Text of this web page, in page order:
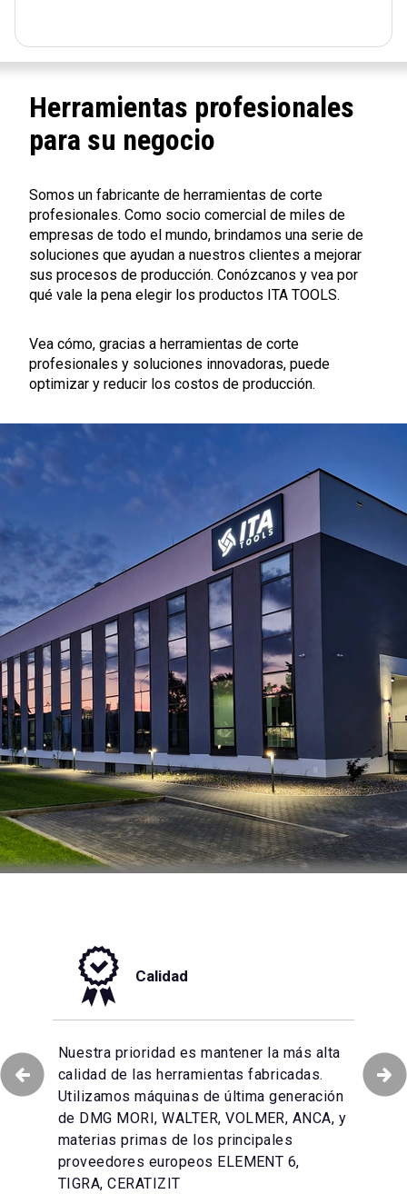
Herramientas profesionales
para su negocio
Somos un fabricante de herramientas de corte
profesionales. Como socio comercial de miles de
empresas de todo el mundo, brindamos una serie de
soluciones que ayudan a nuestros clientes a mejorar
sus procesos de producción. Conózcanos y vea por
qué vale la pena elegir los productos ITA TOOLS.
Vea cómo, gracias a herramientas de corte
profesionales y soluciones innovadoras, puede
optimizar y reducir los costos de producción.
Calidad
Nuestra prioridad es mantener la más alta
calidad de las herramientas fabricadas.
Utilizamos máquinas de última generación
de DMG MORI, WALTER, VOLMER, ANCA, y
materias primas de los principales
proveedores europeos ELEMENT 6,
TIGRA, CERATIZIT
aseguramos la
pedidos de
en serie
Un
materias primas es
de
Hacemos todo lo posible para garantizar
que el servicio al cliente en nuestra
empresa se mantenga al más alto nivel. El
equipo de atención al cliente multilingüe le
ayudará con su experiencia y
conocimientos técnicos.